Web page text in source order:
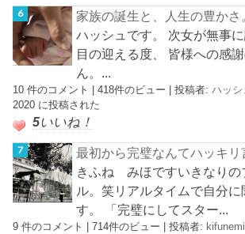
家族の誕生と、人生の豊かさ
ハッシュです。 次女が無事
目の迎える度、 皆様への感
ん。...
10 件のコメント |418件のビュー |投稿者:ハッシ
2020 に投稿された
5いいね！
最初から完璧なんてハッキリ
きふね みほですいきなりの
ル。笑リアルタイムで自分
す。 「完璧にしてスター...
9 件のコメント |714件のビュー |投稿者: